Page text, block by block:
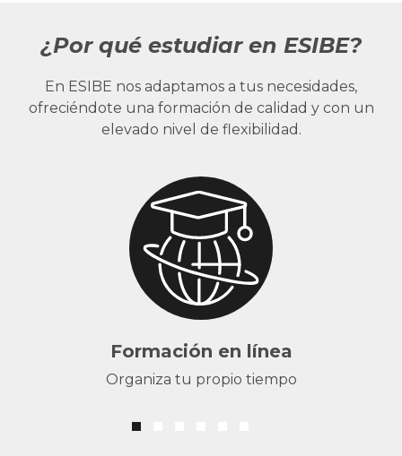
¿Por qué estudiar en ESIBE?
En ESIBE nos adaptamos a tus necesidades,
ofreciéndote una formación de calidad y con un
elevado nivel de flexibilidad.
Formación en línea
Organiza tu propio tiempo